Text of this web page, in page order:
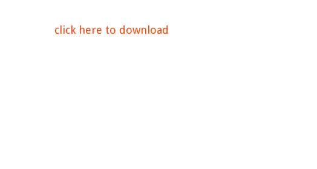
click here to download